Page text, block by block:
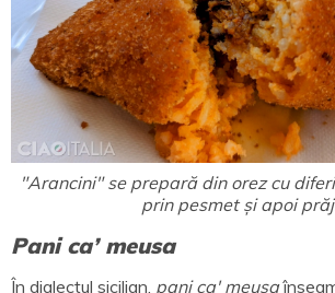
"Arancini" se prepară din orez cu
prin pesmet și apoi
Pani ca’ meusa
În dialectul sicilian, pani ca' meusa